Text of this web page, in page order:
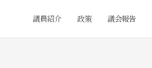
議員紹介 政策 議会報告